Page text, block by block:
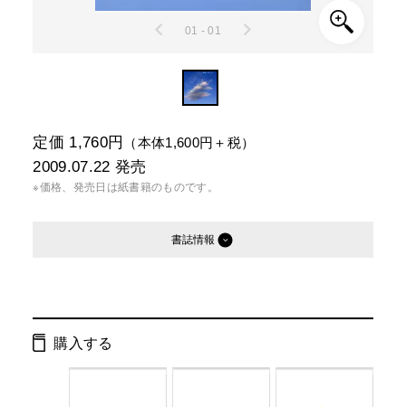
01 - 01
定価 1,760円 （本体1,600円＋税）
2009.07.22 発売
※価格、発売日は紙書籍のものです。
書誌情報
ISBN： 9784344016774
購入する